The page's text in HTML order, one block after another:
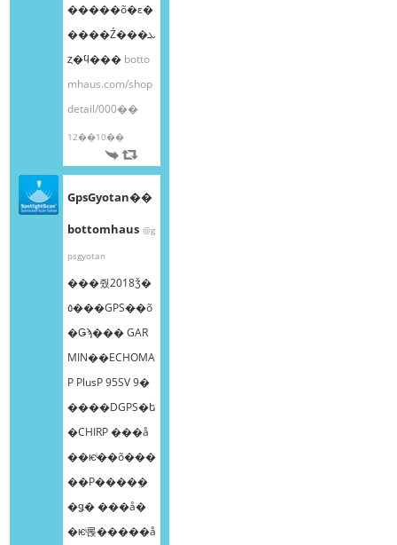
�����õ�ε�
����Ź���ܥ
ȥ�ϥ��� botto
mhaus.com/shop
detail/000��
12��10��
GpsGyotan��
bottomhaus @g
psgyotan
���줬2018ǯ�
٥���GPS��õ
�Ǥϡ��� GAR
MIN��ECHOMA
P PlusP 95SV 9�
����DGPS�ե
�CHIRP ���å
��ѥͥ��õ���
��Ρ����ܸ�
�ǥ� ���å�
�ѥͥ롡�����å